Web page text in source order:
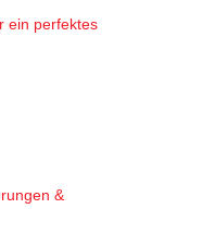
ein perfektes
&